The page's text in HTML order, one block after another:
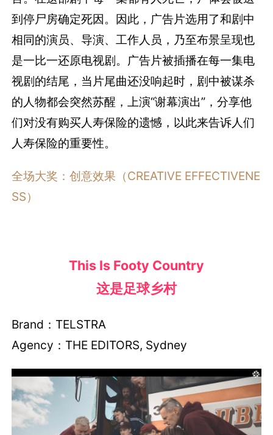
到停尸房确定死因。因此，广告片选用了和剧中
相同的演员、导演、工作人员，乃至布景呈现也
是一比一还原电视剧。广告片被插播在每一集电
视剧的结尾，当片尾曲还没响起时，剧中被谋杀
的人物都会突然苏醒，上演“谢幕演出”，分享他
们对没有购买人寿保险的遗憾，以此来告诉人们
人寿保险的重要性。
全场大奖：创意效果（CREATIVE EFFECTIVENE
SS）
This Is Footy Country
这是足球乡村
Brand：TELSTRA
Agency：THE EDITORS, Sydney